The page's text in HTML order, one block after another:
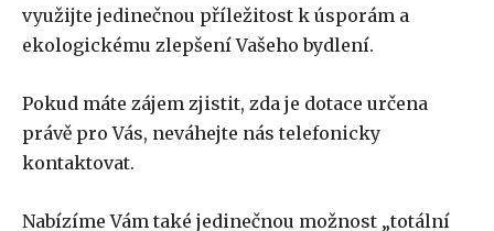
využijte jedinečnou příležitost k úsporám a
ekologickému zlepšení Vašeho bydlení.
Pokud máte zájem zjistit, zda je dotace určena
právě pro Vás, neváhejte nás telefonicky
kontaktovat.
Nabízíme Vám také jedinečnou možnost „totální